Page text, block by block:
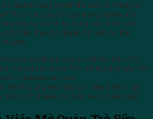
liệu nhượng quyền trà sữa có mang lại
Theo các chuyên gia trong ngành, nếu
hiệu uy tín và áp dụng các chiến lược
mô hình nhượng quyền trà sữa có thể
định.
quyền trà sữa có thể lên đến 30% –
chi phí vận hành. Một số thương hiệu lớn
lợi nhuận cao hơn.
vốn thường kéo dài từ 1 đến 2 năm, tùy
hình kinh doanh và chiến lược marketing.